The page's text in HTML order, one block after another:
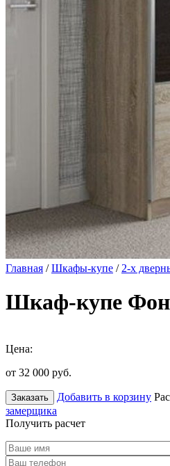
Главная /Шкафы-купе / 2-х
Шкаф-купе
Цена:
от 32 000 руб.
Заказать Добавить в корзину
замерщика
Получить расчет